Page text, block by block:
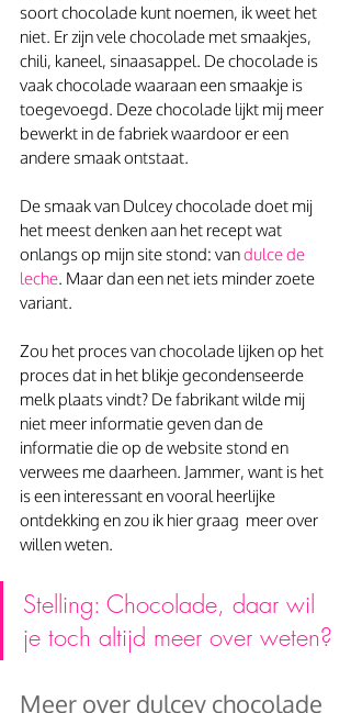
soort chocolade kunt noemen, ik weet het
niet. Er zijn vele chocolade met smaakjes,
chili, kaneel, sinaasappel. De chocolade is
vaak chocolade waaraan een smaakje is
toegevoegd. Deze chocolade lijkt mij meer
bewerkt in de fabriek waardoor er een
andere smaak ontstaat.
De smaak van Dulcey chocolade doet mij
het meest denken aan het recept wat
onlangs op mijn site stond: van dulce de
leche. Maar dan een net iets minder zoete
variant.
Zou het proces van chocolade lijken op het
proces dat in het blikje gecondenseerde
melk plaats vindt? De fabrikant wilde mij
niet meer informatie geven dan de
informatie die op de website stond en
verwees me daarheen. Jammer, want is het
is een interessant en vooral heerlijke
ontdekking en zou ik hier graag  meer over
willen weten.
Stelling: Chocolade, daar wil
je toch altijd meer over weten?
Meer over dulcey chocolade